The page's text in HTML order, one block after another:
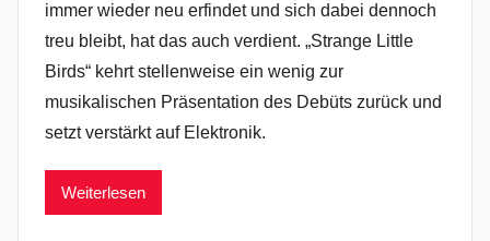
immer wieder neu erfindet und sich dabei dennoch
treu bleibt, hat das auch verdient. „Strange Little
Birds“ kehrt stellenweise ein wenig zur
musikalischen Präsentation des Debüts zurück und
setzt verstärkt auf Elektronik.
Weiterlesen